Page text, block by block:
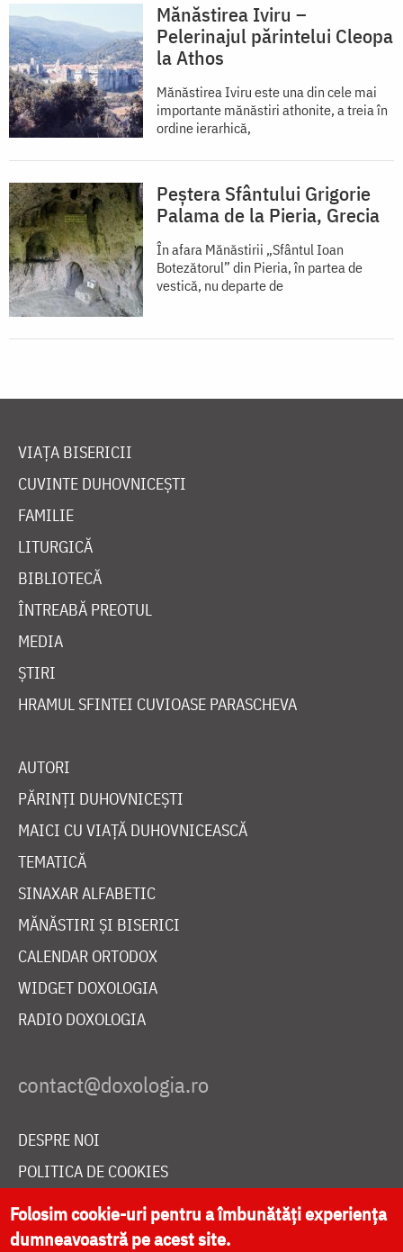
Mănăstirea Iviru –
Pelerinajul părintelui Cleopa
la Athos
Mănăstirea Iviru este una din cele mai
importante mănăstiri athonite, a treia în
ordine ierarhică,
Peștera Sfântului Grigorie
Palama de la Pieria, Grecia
În afara Mănăstirii „Sfântul Ioan
Botezătorul” din Pieria, în partea de
vestică, nu departe de
VIAȚA BISERICII
CUVINTE DUHOVNICEȘTI
FAMILIE
LITURGICĂ
BIBLIOTECĂ
ÎNTREABĂ PREOTUL
MEDIA
ȘTIRI
HRAMUL SFINTEI CUVIOASE PARASCHEVA
AUTORI
PĂRINȚI DUHOVNICEȘTI
MAICI CU VIAȚĂ DUHOVNICEASCĂ
TEMATICĂ
SINAXAR ALFABETIC
MĂNĂSTIRI ȘI BISERICI
CALENDAR ORTODOX
WIDGET DOXOLOGIA
RADIO DOXOLOGIA
DESPRE NOI
POLITICA DE COOKIES
DONEAZĂ ONLINE PENTRU CATEDRALA NAȚIONALĂ
Folosim cookie-uri pentru a îmbunătăți experiența
dumneavoastră pe acest site.